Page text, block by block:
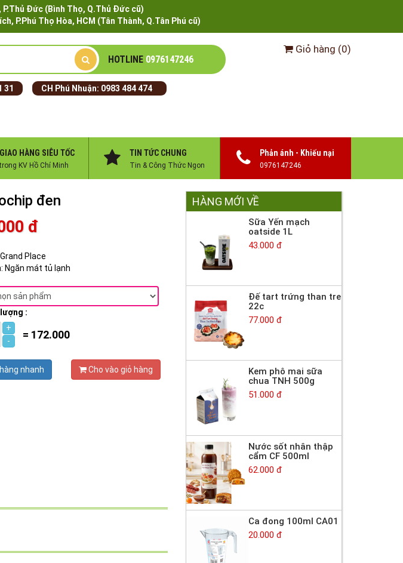
P.Thủ Đức (Bình Thọ, Q.Thủ Đức cũ)
P.Phú Thọ Hòa, HCM (Tân Thành, Q.Tân Phú cũ)
HOTLINE 0976147246
31 CH Phú Nhuận: 0983 484 474
Giỏ hàng (0)
GIAO HÀNG SIÊU TỐC
KV Hồ Chí Minh
TIN TỨC CHUNG
Tin & Công Thức Ngon
Phản ánh - Khiếu nại
0976147246
đen
đ
Place
Ngăn mát tủ lạnh
:
+
-
= 172.000
nhanh Cho vào giỏ hàng
HÀNG MỚI VỀ
Sữa Yến mạch
oatside 1L
43.000 đ
Đế tart trứng than tre
22c
77.000 đ
Kem phô mai sữa
chua TNH 500g
51.000 đ
Nước sốt nhân thập
cẩm CF 500ml
62.000 đ
Ca đong 100ml CA01
20.000 đ